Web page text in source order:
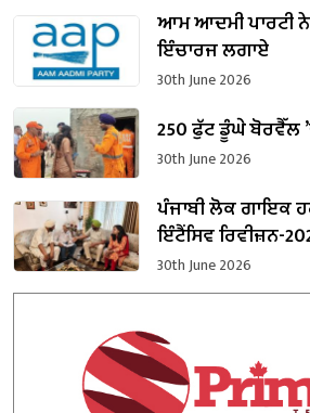
ਆਮ ਆਦਮੀ ਪਾਰਟੀ
ਇੰਚਾਰਜ ਲਗਾਏ
30th June 2026
250 ਫੁੱਟ ਡੂੰਘੇ ਬੋਰਵੈੱਲ
30th June 2026
ਪੰਜਾਬੀ ਲੋਕ ਗਾਇਕ
ਇੰਟੈਂਸਿਵ ਰਿਵੀਜ਼ਨ-
ਫਾਰਮ ਭਰਿਆ
30th June 2026